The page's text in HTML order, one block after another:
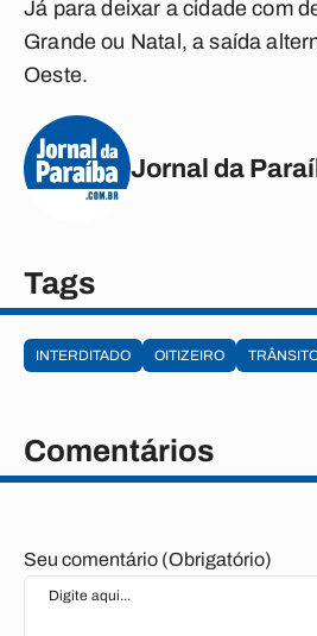
Já para deixar a cidade com
Grande ou Natal, a saída
Oeste.
Jornal da
Tags
INTERDITADO OITIZEIRO
Comentários
Seu comentário (Obrigatório)